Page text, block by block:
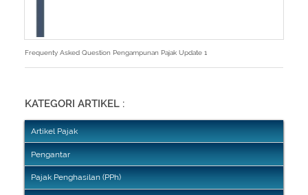
Frequenty Asked Question Pengampunan Pajak Update 1
KATEGORI ARTIKEL :
Artikel Pajak
Pengantar
Pajak Penghasilan (PPh)